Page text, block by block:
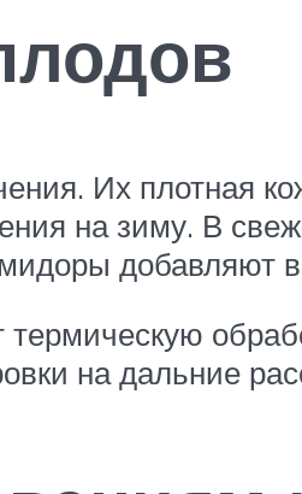
Их плотная
на зиму. В
добавляют в
на дальние